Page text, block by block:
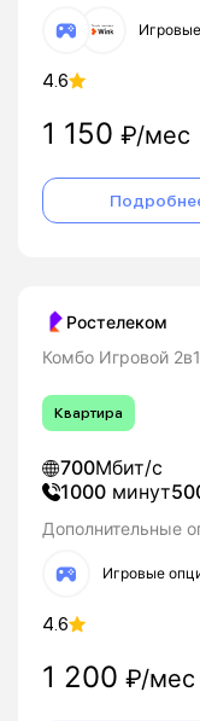
4.6
1 150 ₽/мес
Ростелеком
Комбо Игровой 2в1
Квартира
700Мбит/с
1000 минут
Дополнительные
Игровые
4.6
1 200 ₽/мес